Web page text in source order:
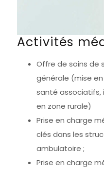
Activités
Offre de soins de
générale (mise
santé associatifs,
en zone rurale)
Prise en charge
clés dans les
ambulatoire ;
Prise en charge